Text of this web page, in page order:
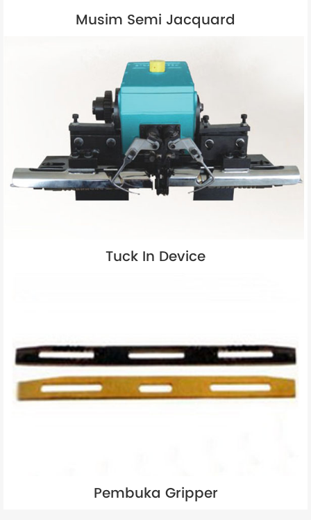
Musim Semi Jacquard
Tuck In Device
Pembuka Gripper